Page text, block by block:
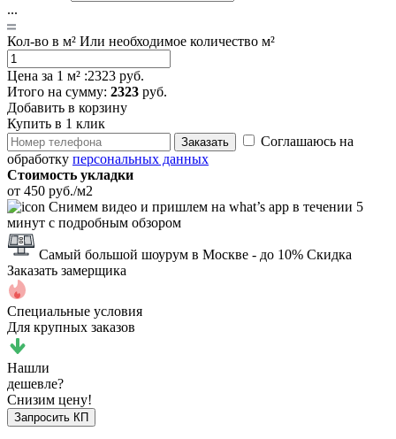
...
Кол-во в м² Или необходимое количество м²
Цена за 1 м² :2323 руб.
Итого на сумму: 2323 руб.
Добавить в корзину
Купить в 1 клик
Заказать
Соглашаюсь на
обработку персональных данных
Стоимость укладки
от 450 руб./м2
Снимем видео и пришлем на what’s app в течении 5
минут с подробным обзором
Самый большой шоурум в Москве - до 10% Скидка
Заказать замерщика
Специальные условия
Для крупных заказов
Нашли
дешевле?
Снизим цену!
Запросить КП